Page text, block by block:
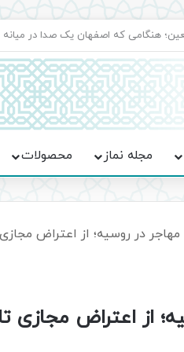
نمازهای جماعت در موکب فاطمه
مجله نماز محصولات
مهاجر در روسیه؛ از اعتراض
از اعتراض مجازی